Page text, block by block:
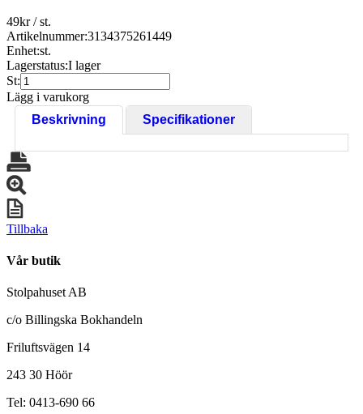
49kr/ st.
Artikelnummer:3134375261449
Enhet:st.
Lagerstatus:I lager
St:
Lägg i varukorg
Beskrivning
Specifikationer
Tillbaka
Vår butik
Stolpahuset AB
c/o Billingska Bokhandeln
Friluftsvägen 14
243 30 Höör
Tel: 0413-690 66